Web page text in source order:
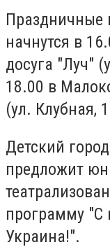
Праздничные
начнутся в
досуга "Луч"
18.00 в
(ул. Клубная,
Детский
предложит
программу "С
Украина!".